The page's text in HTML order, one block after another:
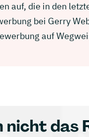
auf, die in den
bei Gerry
auf
nicht das